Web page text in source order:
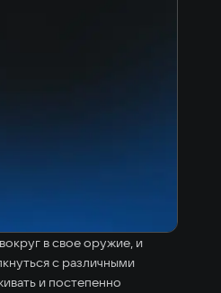
в свое оружие, и
с различными
и постепенно